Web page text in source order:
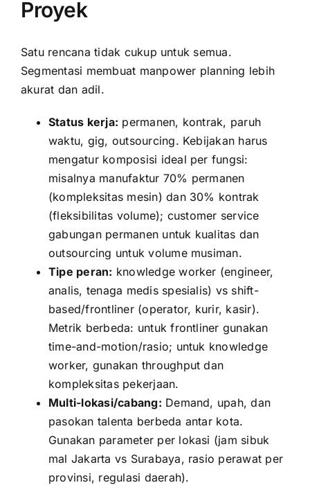
Proyek
Satu rencana tidak cukup untuk semua.
Segmentasi membuat manpower planning lebih
akurat dan adil.
Status kerja: permanen, kontrak, paruh
waktu, gig, outsourcing. Kebijakan harus
mengatur komposisi ideal per fungsi:
misalnya manufaktur 70% permanen
(kompleksitas mesin) dan 30% kontrak
(fleksibilitas volume); customer service
gabungan permanen untuk kualitas dan
outsourcing untuk volume musiman.
Tipe peran: knowledge worker (engineer,
analis, tenaga medis spesialis) vs shift-
based/frontliner (operator, kurir, kasir).
Metrik berbeda: untuk frontliner gunakan
time-and-motion/rasio; untuk knowledge
worker, gunakan throughput dan
kompleksitas pekerjaan.
Multi-lokasi/cabang: Demand, upah, dan
pasokan talenta berbeda antar kota.
Gunakan parameter per lokasi (jam sibuk
mal Jakarta vs Surabaya, rasio perawat per
provinsi, regulasi daerah).